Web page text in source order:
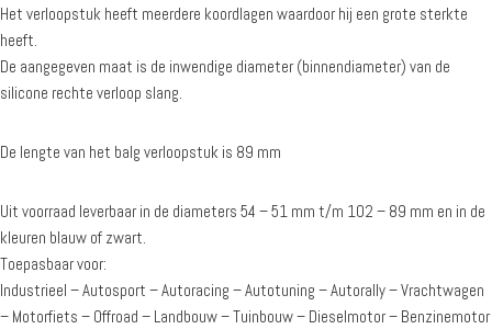
Het verloopstuk heeft meerdere koordlagen waardoor hij een grote sterkte
heeft.
De aangegeven maat is de inwendige diameter (binnendiameter) van de
silicone rechte verloop slang.
De lengte van het balg verloopstuk is 89 mm
Uit voorraad leverbaar in de diameters 54 – 51 mm t/m 102 – 89 mm en in de
kleuren blauw of zwart.
Toepasbaar voor:
Industrieel – Autosport – Autoracing – Autotuning – Autorally – Vrachtwagen
– Motorfiets – Offroad – Landbouw – Tuinbouw – Dieselmotor – Benzinemotor